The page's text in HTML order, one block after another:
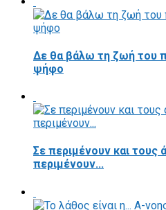
Δε θα βάλω τη ζωή του
ψήφο
Σε περιμένουν και τους
περιμένουν...